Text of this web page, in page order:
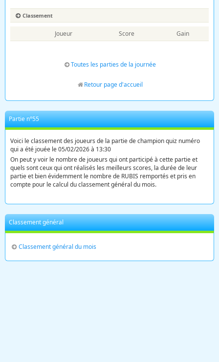
Classement
Joueur Score Gain
Toutes les parties de la journée
Retour page d'accueil
Partie n°55
Voici le classement des joueurs de la partie de champion quiz numéro
qui a été jouée le 05/02/2026 à 13:30
On peut y voir le nombre de joueurs qui ont participé à cette partie et
quels sont ceux qui ont réalisés les meilleurs scores, la durée de leur
partie et bien évidemment le nombre de RUBIS remportés et pris en
compte pour le calcul du classement général du mois.
Classement général
Classement général du mois